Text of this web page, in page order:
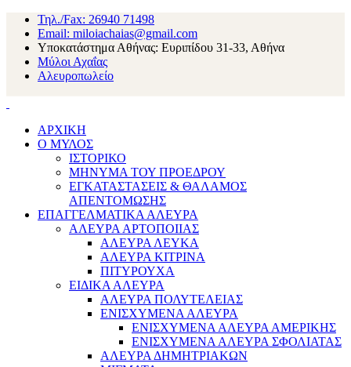
Τηλ./Fax: 26940 71498
Email: miloiachaias@gmail.com
Υποκατάστημα Αθήνας: Ευριπίδου 31-33, Αθήνα
Μύλοι Αχαΐας
Αλευροπωλείο
ΑΡΧΙΚΗ
Ο ΜΥΛΟΣ
ΙΣΤΟΡΙΚΟ
ΜΗΝΥΜΑ ΤΟΥ ΠΡΟΕΔΡΟΥ
ΕΓΚΑΤΑΣΤΑΣΕΙΣ & ΘΑΛΑΜΟΣ
ΑΠΕΝΤΟΜΩΣΗΣ
ΕΠΑΓΓΕΛΜΑΤΙΚΑ ΑΛΕΥΡΑ
ΑΛΕΥΡΑ ΑΡΤΟΠΟΙΙΑΣ
ΑΛΕΥΡΑ ΛΕΥΚΑ
ΑΛΕΥΡΑ ΚΙΤΡΙΝΑ
ΠΙΤΥΡΟΥΧΑ
ΕΙΔΙΚΑ ΑΛΕΥΡΑ
ΑΛΕΥΡΑ ΠΟΛΥΤΕΛΕΙΑΣ
ΕΝΙΣΧΥΜΕΝΑ ΑΛΕΥΡΑ
ΕΝΙΣΧΥΜΕΝΑ ΑΛΕΥΡΑ ΑΜΕΡΙΚΗΣ
ΕΝΙΣΧΥΜΕΝΑ ΑΛΕΥΡΑ ΣΦΟΛΙΑΤΑΣ
ΑΛΕΥΡΑ ΔΗΜΗΤΡΙΑΚΩΝ